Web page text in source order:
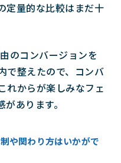
定量的な比較はまだ十
のコンバージョンを
で整えたので、コンバ
れからが楽しみなフェ
あります。
や関わり方はいかがで